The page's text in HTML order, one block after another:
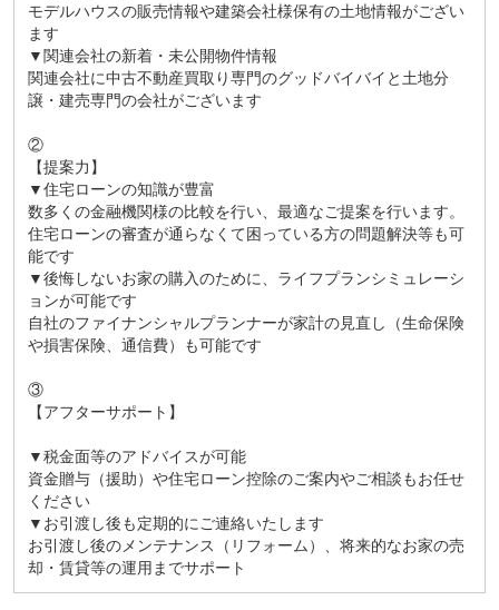
モデルハウスの販売情報や建築会社様保有の土地情報がござい
ます
▼関連会社の新着・未公開物件情報
関連会社に中古不動産買取り専門のグッドバイバイと土地分
譲・建売専門の会社がございます
②
【提案力】
▼住宅ローンの知識が豊富
数多くの金融機関様の比較を行い、最適なご提案を行います。
住宅ローンの審査が通らなくて困っている方の問題解決等も可
能です
▼後悔しないお家の購入のために、ライフプランシミュレーシ
ョンが可能です
自社のファイナンシャルプランナーが家計の見直し（生命保険
や損害保険、通信費）も可能です
③
【アフターサポート】
▼税金面等のアドバイスが可能
資金贈与（援助）や住宅ローン控除のご案内やご相談もお任せ
ください
▼お引渡し後も定期的にご連絡いたします
お引渡し後のメンテナンス（リフォーム）、将来的なお家の売
却・賃貸等の運用までサポート